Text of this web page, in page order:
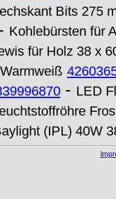
Bits 275
Kohlebürsten für
für Holz 38 x
- LED
(IPL) 40W